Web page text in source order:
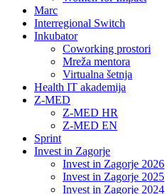
Marc
Interregional Switch
Inkubator
Coworking prostori
Mreža mentora
Virtualna šetnja
Health IT akademija
Z-MED
Z-MED HR
Z-MED EN
Sprint
Invest in Zagorje
Invest in Zagorje 2026
Invest in Zagorje 2025
Invest in Zagorje 2024